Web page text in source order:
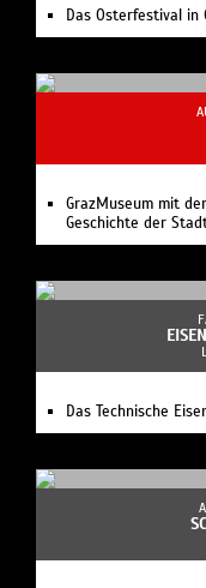
Das Technische
Eine der größten
Spielzeit viele Ur-
Lesungen und
Die steirischen